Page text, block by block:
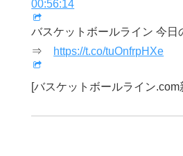
00:56:14
バスケットボールライン 今日
⇒
https://t.co/tuOnfrpHXe
[バスケットボールライン.com